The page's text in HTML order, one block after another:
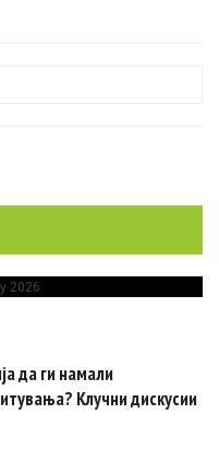
да ги намали
Клучни дискусии